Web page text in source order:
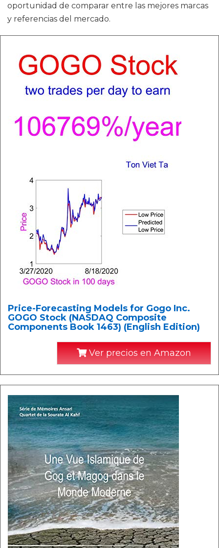
oportunidad de comparar entre las mejores marcas
y referencias del mercado.
Price-Forecasting Models for Gogo Inc.
GOGO Stock (NASDAQ Composite
Components Book 1463) (English Edition)
Ver precios en Amazon